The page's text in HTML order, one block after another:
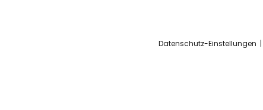
Datenschutz-Einstellungen